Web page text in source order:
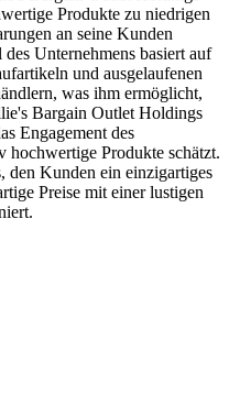
Produkte zu niedrigen
an seine Kunden
Unternehmens basiert auf
und ausgelaufenen
was ihm ermöglicht,
Bargain Outlet Holdings
Engagement des
hochwertige Produkte schätzt.
den Kunden ein einzigartiges
Preise mit einer lustigen